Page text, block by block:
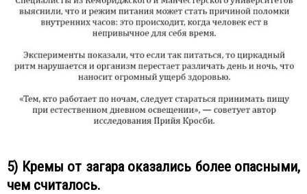
5) Кремы от загара оказались более опасными,
чем считалось.